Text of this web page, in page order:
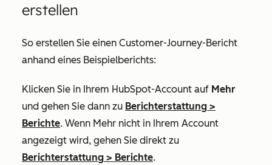
erstellen
So erstellen Sie einen Customer-Journey-Bericht
anhand eines Beispielberichts:
Klicken Sie in Ihrem HubSpot-Account auf Mehr
und gehen Sie dann zu Berichterstattung >
Berichte. Wenn Mehr nicht in Ihrem Account
angezeigt wird, gehen Sie direkt zu
Berichterstattung > Berichte.